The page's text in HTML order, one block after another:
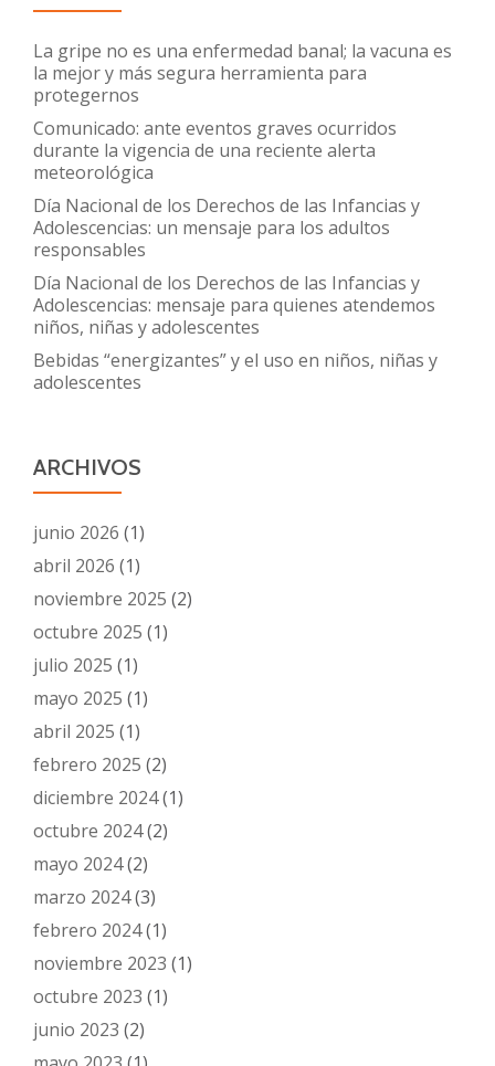
La gripe no es una enfermedad banal; la vacuna es
la mejor y más segura herramienta para
protegernos
Comunicado: ante eventos graves ocurridos
durante la vigencia de una reciente alerta
meteorológica
Día Nacional de los Derechos de las Infancias y
Adolescencias: un mensaje para los adultos
responsables
Día Nacional de los Derechos de las Infancias y
Adolescencias: mensaje para quienes atendemos
niños, niñas y adolescentes
Bebidas “energizantes” y el uso en niños, niñas y
adolescentes
ARCHIVOS
junio 2026 (1)
abril 2026 (1)
noviembre 2025 (2)
octubre 2025 (1)
julio 2025 (1)
mayo 2025 (1)
abril 2025 (1)
febrero 2025 (2)
diciembre 2024(1)
octubre 2024(2)
mayo 2024(2)
marzo 2024(3)
febrero 2024(1)
noviembre 2023 (1)
octubre 2023 (1)
junio 2023 (2)